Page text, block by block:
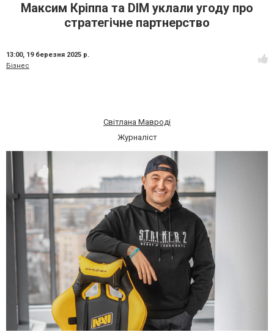
Максим Кріппа та DIM уклали угоду про
стратегічне партнерство
13:00, 19 березня 2025 р.
Бізнес
Світлана Мавроді
Журналіст